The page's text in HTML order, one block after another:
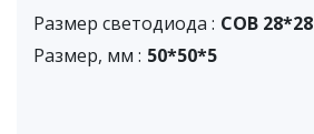
Размер светодиода : COB 28*28
Размер, мм : 50*50*5